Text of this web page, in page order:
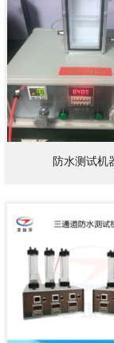
防水测试机